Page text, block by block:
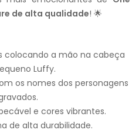
de alta qualidade! 🌟
colocando a mão na cabeça
Luffy.
os nomes dos personagens
e cores vibrantes.
de alta durabilidade.